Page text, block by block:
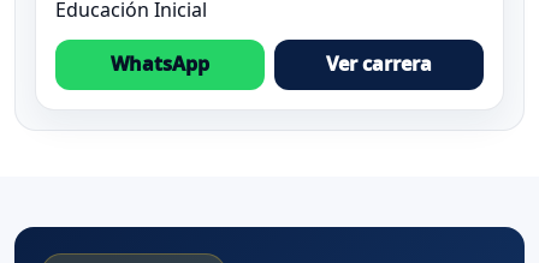
Educación Inicial
WhatsApp Ver carrera